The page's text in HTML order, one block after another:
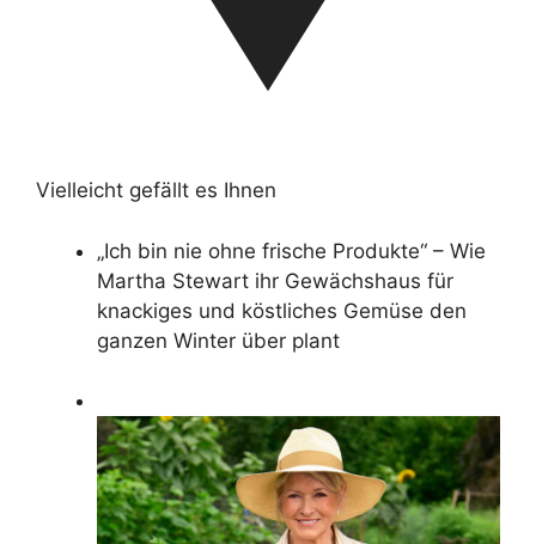
Vielleicht gefällt es Ihnen
„Ich bin nie ohne frische Produkte“ – Wie
Martha Stewart ihr Gewächshaus für
knackiges und köstliches Gemüse den
ganzen Winter über plant